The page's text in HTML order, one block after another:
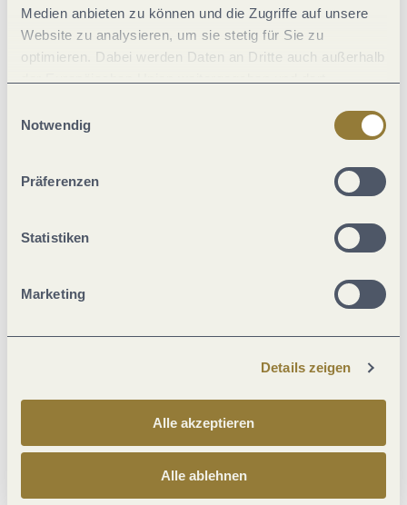
Medien anbieten zu können und die Zugriffe auf unsere
Website zu analysieren, um sie stetig für Sie zu
optimieren. Dabei werden Daten an Dritte auch außerhalb
jederzeit widerrufen werden. Mit der Auswahl "Alle
ablehnen" kann es zu Beeinträchtigungen in der Nutzung
Notwendig
Präferenzen
Statistiken
Marketing
Details zeigen
Alle akzeptieren
Alle ablehnen
Fremdsprachen
Eignung
Ausstattung Zimmer/Appartement
Zahlungsarten
Betten & Zimmer
Lage
Weitere Infos